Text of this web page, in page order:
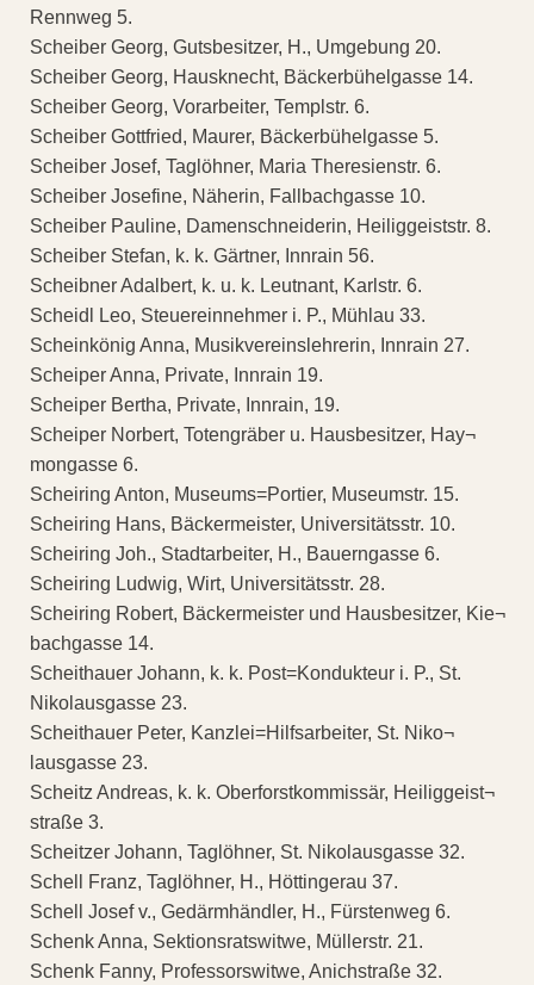
Rennweg 5.
Scheiber Georg, Gutsbesitzer, H., Umgebung 20.
Scheiber Georg, Hausknecht, Bäckerbühelgasse 14.
Scheiber Georg, Vorarbeiter, Templstr. 6.
Scheiber Gottfried, Maurer, Bäckerbühelgasse 5.
Scheiber Josef, Taglöhner, Maria Theresienstr. 6.
Scheiber Josefine, Näherin, Fallbachgasse 10.
Scheiber Pauline, Damenschneiderin, Heiliggeiststr. 8.
Scheiber Stefan, k. k. Gärtner, Innrain 56.
Scheibner Adalbert, k. u. k. Leutnant, Karlstr. 6.
Scheidl Leo, Steuereinnehmer i. P., Mühlau 33.
Scheinkönig Anna, Musikvereinslehrerin, Innrain 27.
Scheiper Anna, Private, Innrain 19.
Scheiper Bertha, Private, Innrain, 19.
Scheiper Norbert, Totengräber u. Hausbesitzer, Hay¬
mongasse 6.
Scheiring Anton, Museums=Portier, Museumstr. 15.
Scheiring Hans, Bäckermeister, Universitätsstr. 10.
Scheiring Joh., Stadtarbeiter, H., Bauerngasse 6.
Scheiring Ludwig, Wirt, Universitätsstr. 28.
Scheiring Robert, Bäckermeister und Hausbesitzer, Kie¬
bachgasse 14.
Scheithauer Johann, k. k. Post=Kondukteur i. P., St.
Nikolausgasse 23.
Scheithauer Peter, Kanzlei=Hilfsarbeiter, St. Niko¬
lausgasse 23.
Scheitz Andreas, k. k. Oberforstkommissär, Heiliggeist¬
straße 3.
Scheitzer Johann, Taglöhner, St. Nikolausgasse 32.
Schell Franz, Taglöhner, H., Höttingerau 37.
Schell Josef v., Gedärmhändler, H., Fürstenweg 6.
Schenk Anna, Sektionsratswitwe, Müllerstr. 21.
Schenk Fanny, Professorswitwe, Anichstraße 32.